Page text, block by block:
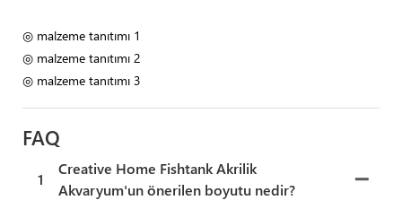
◎ malzeme tanıtımı 1
◎ malzeme tanıtımı 2
◎ malzeme tanıtımı 3
FAQ
1
Creative Home Fishtank Akrilik
Akvaryum'un önerilen boyutu nedir?